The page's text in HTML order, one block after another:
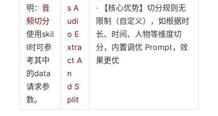
明： 音
频切分
使用skil
l时可参
考其中
的data
请求参
数。
s A
udi
o E
xtra
ct A
n
d S
plit
· 【核心优势】切分规则无
限制（自定义），如根据时
长、时间、人物等维度切
分，内置调优 Prompt，效
果更优